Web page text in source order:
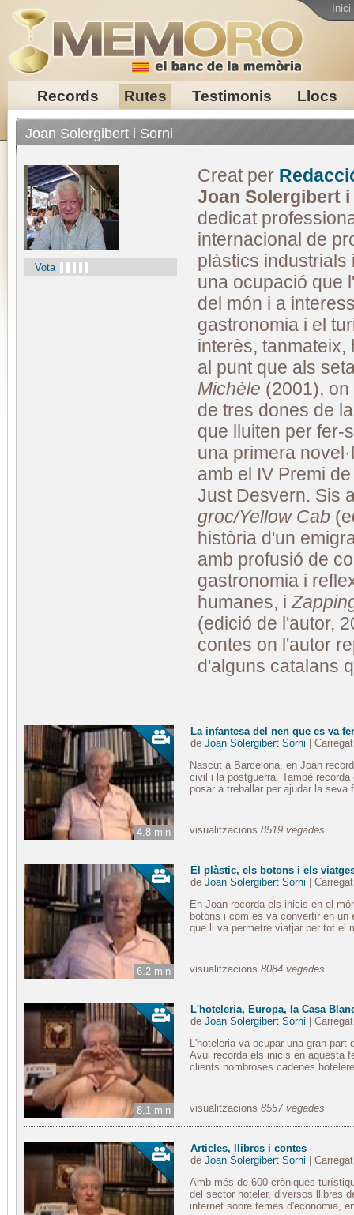
Records Rutes Testimonis Llocs
Inici
Joan Solergibert i Sorni
Vota
Creat per
Joan Solergibert
dedicat
internacional de
plàstics industrials
una ocupació que
del món i a
gastronomia i el
interès, tanmateix,
al punt que als
Michèle (2001),
de tres dones de
que lluiten per fer-
una primera
amb el IV Premi
Just Desvern. Sis
groc/Yellow Cab
història d'un
amb profusió de
gastronomia i
humanes, i
(edició de l'autor,
contes on l'autor
d'alguns catalans
4.8 min
La infantesa del nen que es va
de Joan Solergibert Sorni |
Nascut a Barcelona, en Joan
civil i la postguerra. També
posar a treballar per ajudar la
visualitzacions 8519 vegades
6.2 min
El plàstic, els botons i els
de Joan Solergibert Sorni |
En Joan recorda els inicis en el
botons i com es va convertir en un
que li va permetre viatjar per tot el
visualitzacions 8084 vegades
8.1 min
L'hoteleria, Europa, la Casa
de Joan Solergibert Sorni |
L'hoteleria va ocupar una gran part
Avui recorda els inicis en aquesta
clients nombroses cadenes
visualitzacions 8557 vegades
Articles, llibres i contes
de Joan Solergibert Sorni |
Amb més de 600 cròniques
del sector hoteler, diversos llibres
internet sobre temes d'economia,